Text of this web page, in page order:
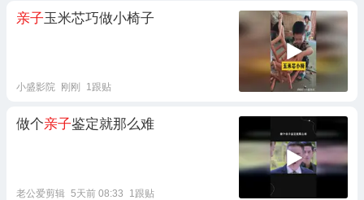
亲子玉米芯巧做小椅子
小盛影院 刚刚 1跟贴
做个亲子鉴定就那么难
老公爱剪辑 5天前 08:33 1跟贴